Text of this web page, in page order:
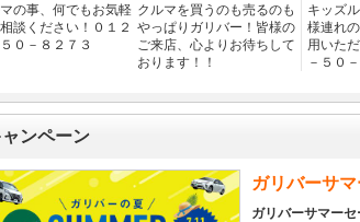
の事、何でもお気軽
談ください！０１２
０－８２７３
クルマを買うのも売るのも
やっぱりガリバー！皆様の
ご来店、心よりお待ちして
おります！！
キッズ
様連れ
用いた
－５０
ンペーン
ガリバーサ
ガリバーサマー